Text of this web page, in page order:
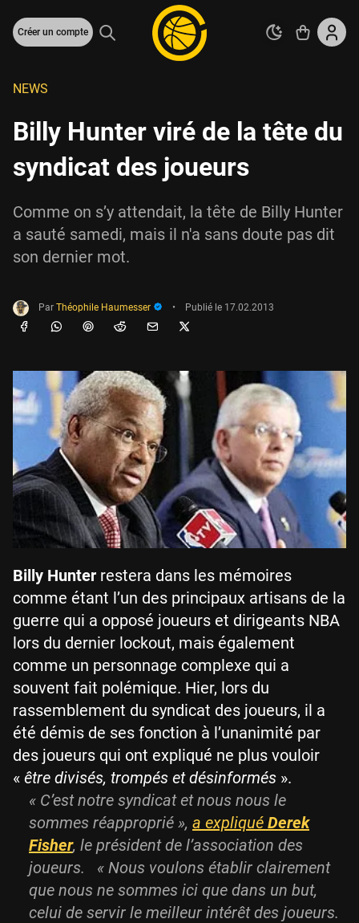
Créer un compte
NEWS
Billy Hunter viré de la tête du
syndicat des joueurs
Comme on s’y attendait, la tête de Billy Hunter
a sauté samedi, mais il n'a sans doute pas dit
son dernier mot.
Par Théophile Haumesser • Publié le 17.02.2013
Billy Hunter restera dans les mémoires
comme étant l’un des principaux artisans de la
guerre qui a opposé joueurs et dirigeants NBA
lors du dernier lockout, mais également
comme un personnage complexe qui a
souvent fait polémique. Hier, lors du
rassemblement du syndicat des joueurs, il a
été démis de ses fonction à l’unanimité par
des joueurs qui ont expliqué ne plus vouloir
« être divisés, trompés et désinformés ».
« C’est notre syndicat et nous nous le
sommes réapproprié », a expliqué Derek
Fisher, le président de l’association des
joueurs. « Nous voulons établir clairement
que nous ne sommes ici que dans un but,
celui de servir le meilleur intérêt des joueurs.